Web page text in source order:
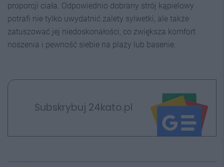
proporcji ciała. Odpowiednio dobrany strój kąpielowy
potrafi nie tylko uwydatnić zalety sylwetki, ale także
zatuszować jej niedoskonałości, co zwiększa komfort
noszenia i pewność siebie na plaży lub basenie.
Subskrybuj 24kato.pl